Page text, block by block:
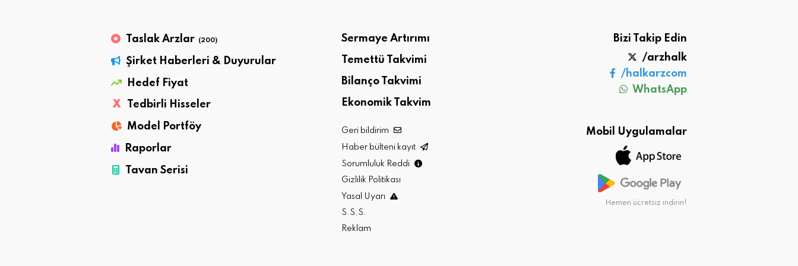
Taslak Arzlar (200)
Şirket Haberleri & Duyurular
Hedef Fiyat
X
Tedbirli Hisseler
Model Portföy
Raporlar
Tavan Serisi
Sermaye Artırımı
Temettü Takvimi
Bilanço Takvimi
Ekonomik Takvim
Geri bildirim
Haber bülteni kayıt
Sorumluluk Reddi
Gizlilik Politikası
Yasal Uyarı
S.S.S.
Reklam
Bizi Takip Edin
/arzhalk
/halkarzcom
WhatsApp
Mobil Uygulamalar
Hemen ücretsiz indirin!